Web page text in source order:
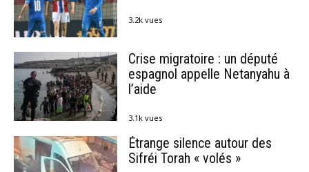
3.2k vues
Crise migratoire : un député
espagnol appelle Netanyahu à
l’aide
3.1k vues
Étrange silence autour des
Sifréi Torah « volés »